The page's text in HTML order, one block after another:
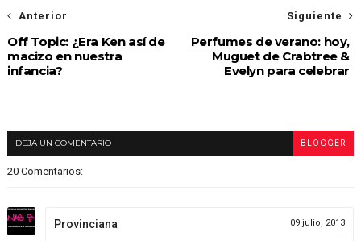
Siguiente
Perfumes de verano: hoy,
Muguet de Crabtree &
Evelyn para celebrar
Anterior
Off Topic: ¿Era Ken así de
macizo en nuestra
infancia?
DEJA UN COMENTARIO BLOGGER
20 Comentarios:
Provinciana 09 julio, 2013